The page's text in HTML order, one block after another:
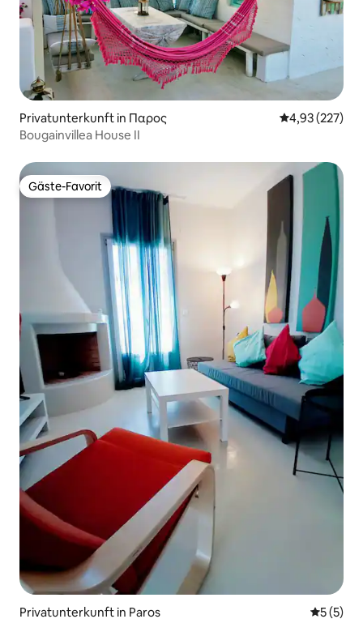
Privatunterkunft in Παρος
4,93 (227)
Βougainvillea House II
Gäste-Favorit
Gäste-Favorit
Privatunterkunft in Paros
5 (5)